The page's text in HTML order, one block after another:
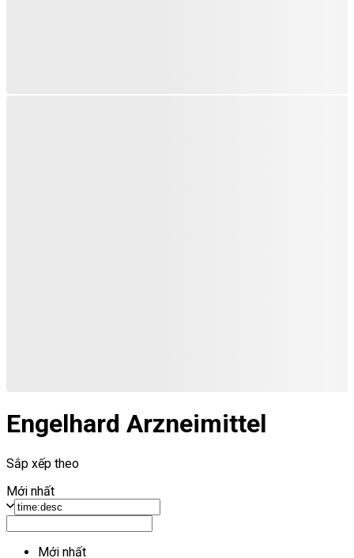
Engelhard Arzneimittel
Sắp xếp theo
Mới nhất
Mới nhất